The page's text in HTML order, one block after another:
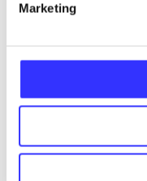
Marketing
Minder om